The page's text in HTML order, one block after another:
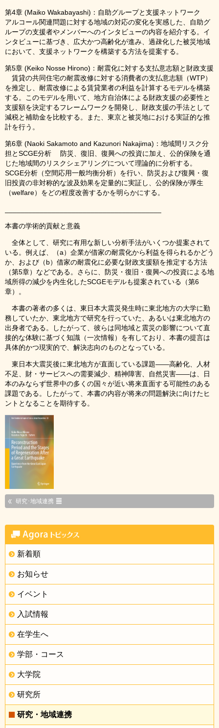
第4章 (Maiko Wakabayashi)：自助グループと支援ネットワーク
アルコール関連問題に対する地域の対応の変化を実感した、自助グ
ループの支援者やメンバーへのインタビューの内容を紹介する。イ
ンタビューに基づき、広大かつ高齢化が進み、過疎化した被災地域
において、支援ネットワークを構築する方法を提案する。
第5章 (Keiko Nosse Hirono)：耐震化に対する支払意志額と財政支援
賃貸の共同住宅の耐震改修に対する消費者の支払意志額（WTP）
を推定し、耐震改修による賃貸業者の利益を計算するモデルを構築
する。このモデルを用いて、地方自治体による財政支援の必要性と
支援額を決定するフレームワークを開発し、財政支援の手法として
減税と補助金を比較する。また、東京と被災地における実証的な推
計を行う。
第6章 (Naoki Sakamoto and Kazunori Nakajima)：地域間リスク分
担とSCGE分析 防災、復旧、復興への投資に加え、公的保険を通
じた地域間のリスクシェアリングについて理論的に分析する。
SCGE分析（空間応用一般均衡分析）を行い、防災および復興・復
旧投資の非対称的な波及効果を定量的に実証し、公的保険が厚生
（welfare）をどの程度改善するかを明らかにする。
本書の学術的貢献と意義
全体として、研究に有用な新しい分析手法がいくつか提案されて
いる。例えば、（a）企業が借家の耐震化から利益を得られるかどう
か、および（b）借家の耐震化に必要な財政支援額を推定する方法
（第5章）などである。さらに、防災・復旧・復興への投資による地
域所得の減少を内生化したSCGEモデルも提案されている（第6
章）。
本書の著者の多くは、東日本大震災発生時に東北地方の大学に勤
務していたか、東北地方で研究を行っていた、あるいは東北地方の
出身者である。したがって、彼らは同地域と震災の影響について直
接的な体験に基づく知識（一次情報）を有しており、本書の提言は
具体的かつ現実的で、解決志向のものとなっている。
東日本大震災後に東北地方が直面している課題――高齢化、人材
不足、財・サービスへの需要減少、精神障害、自然災害――は、日
本のみならず世界中の多くの国々が近い将来直面する可能性のある
課題である。したがって、本書の内容が将来の問題解決に向けたヒ
ントとなることを期待する。
研究･地域連携
新着順
お知らせ
イベント
入試情報
在学生へ
学部・コース
大学院
研究所
研究・地域連携